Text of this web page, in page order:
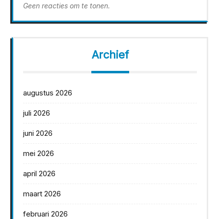
Geen reacties om te tonen.
Archief
augustus 2026
juli 2026
juni 2026
mei 2026
april 2026
maart 2026
februari 2026